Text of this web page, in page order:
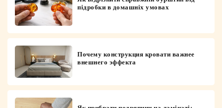
підробки в домашніх умовах
Почему конструкция кровати важнее
внешнего эффекта